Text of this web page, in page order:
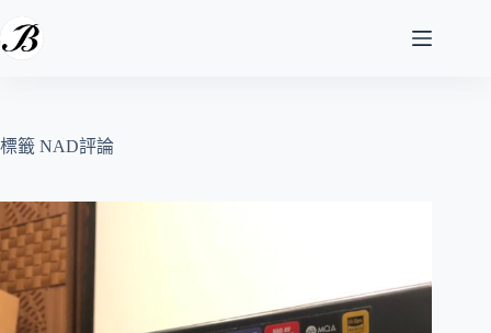
至
容
標籤 NAD評論